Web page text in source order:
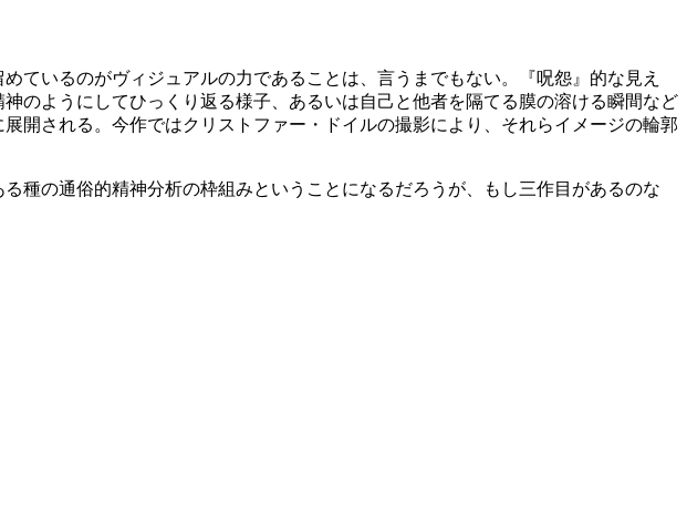
ているのがヴィジュアルの力であることは、言うまでもない。『呪怨』的な見え
のようにしてひっくり返る様子、あるいは自己と他者を隔てる膜の溶ける瞬間など
開される。今作ではクリストファー・ドイルの撮影により、それらイメージの輪郭
種の通俗的精神分析の枠組みということになるだろうが、もし三作目があるのな